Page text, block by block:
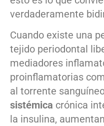
verdaderamente
Cuando existe una
tejido periodontal
mediadores
proinflamatorias
al torrente
sistémica crónica
la insulina,